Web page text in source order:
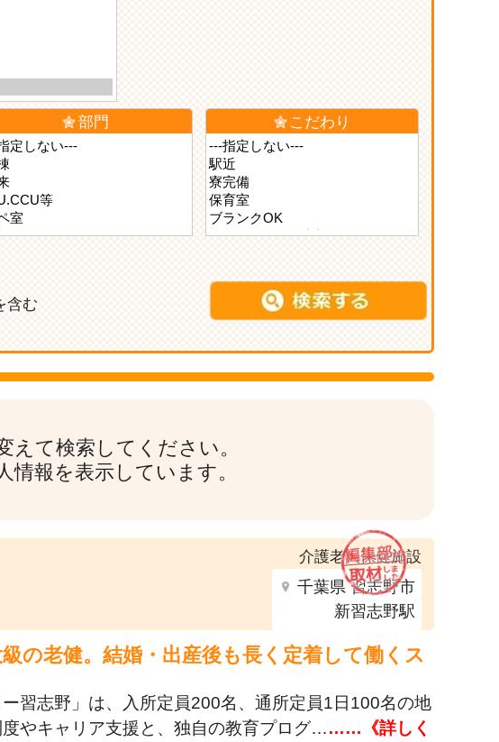
部門 こだわり
含む
て検索してください。
報を表示しています。
介護老人保健施設
千葉県 習志野市
新習志野駅
の老健。結婚・出産後も長く定着して働くス
習志野」は、入所定員200名、通所定員1日100名の地
やキャリア支援と、独自の教育プログ………《詳しく